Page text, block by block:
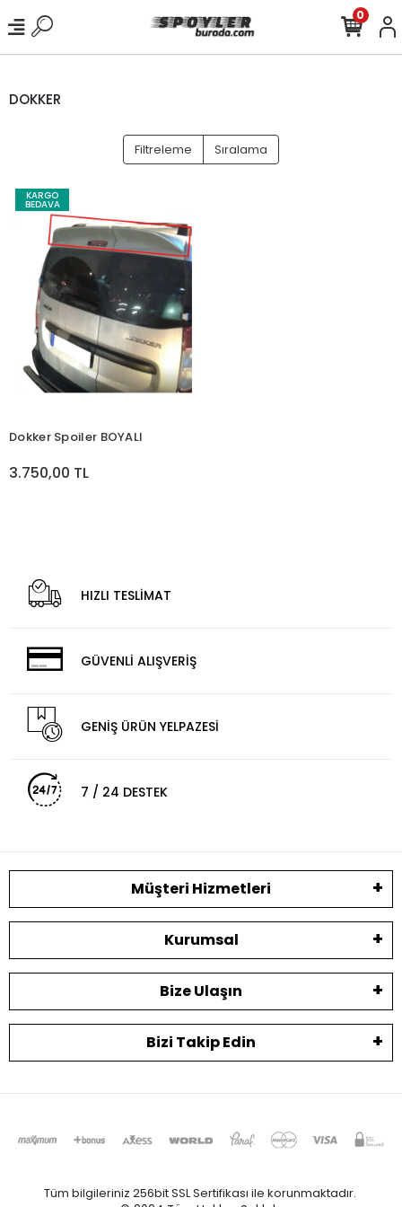
0
DOKKER
Filtreleme Sıralama
KARGO
BEDAVA
Dokker Spoiler BOYALI
3.750,00 TL
HIZLI TESLİMAT
GÜVENLİ ALIŞVERİŞ
GENİŞ ÜRÜN YELPAZESİ
7 / 24 DESTEK
Müşteri Hizmetleri
Kurumsal
Bize Ulaşın
Bizi Takip Edin
Tüm bilgileriniz 256bit SSL Sertifikası ile korunmaktadır.